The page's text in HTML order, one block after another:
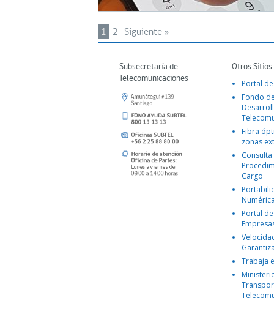
1 2 Siguiente »
Subsecretaría de
Telecomunicaciones
Otros
Portal
Fondo
Fibra
zonas
Consulta
Cargo
Portal
Trabaja